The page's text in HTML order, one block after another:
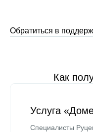
Обратиться в
Как
Услуга
Специалисты